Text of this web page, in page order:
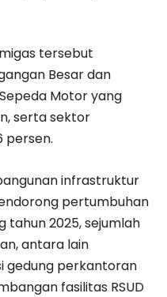
tersebut
Besar dan
Motor yang
serta sektor
persen.
infrastruktur
pertumbuhan
tahun 2025, sejumlah
antara lain
gedung perkantoran
fasilitas RSUD